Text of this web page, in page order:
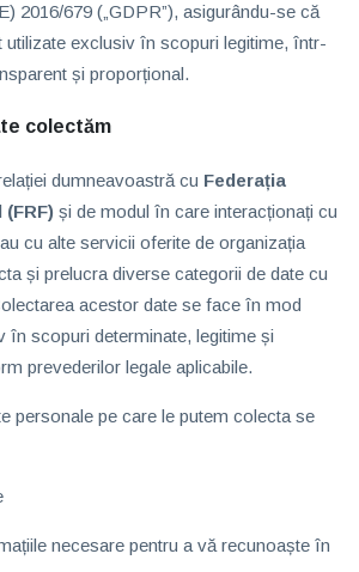
2016/679 („GDPR”), asigurându-se că
utilizate exclusiv în scopuri legitime, într-
și proporțional.
colectăm
dumneavoastră cu Federația
și de modul în care interacționați cu
cu alte servicii oferite de organizația
și prelucra diverse categorii de date cu
acestor date se face în mod
în scopuri determinate, legitime și
prevederilor legale aplicabile.
personale pe care le putem colecta se
necesare pentru a vă recunoaște în